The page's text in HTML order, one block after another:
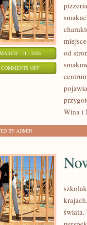
MARCH - 11 - 2026
COMMENTS OFFON
od
Wina i
BY ADMIN
świata.